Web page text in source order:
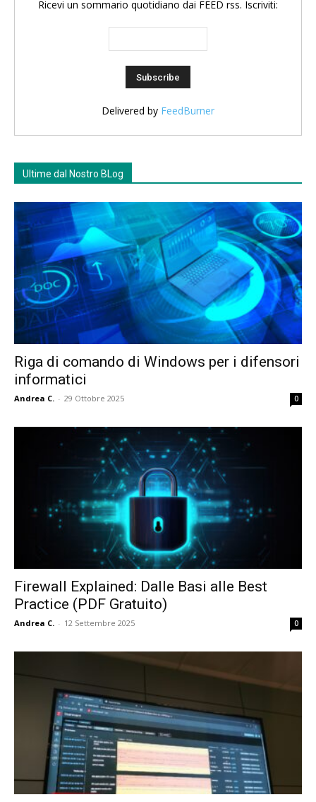
Ricevi un sommario quotidiano dai FEED rss. Iscriviti:
Delivered by FeedBurner
Ultime dal Nostro BLog
Riga di comando di Windows per i difensori
informatici
Andrea C. - 29 Ottobre 2025 0
Firewall Explained: Dalle Basi alle Best
Practice (PDF Gratuito)
Andrea C. - 12 Settembre 2025 0